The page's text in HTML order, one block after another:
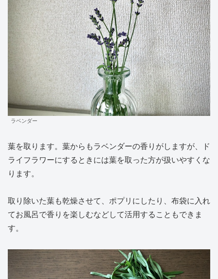
ラベンダー
葉を取ります。葉からもラベンダーの香りがしますが、ド
ライフラワーにするときには葉を取った方が扱いやすくな
ります。
取り除いた葉も乾燥させて、ポプリにしたり、布袋に入れ
てお風呂で香りを楽しむなどして活用することもできま
す。